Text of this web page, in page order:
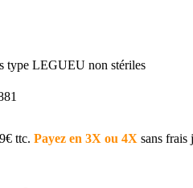
type LEGUEU non stériles
ttc. Payez en 3X ou 4X sans frais